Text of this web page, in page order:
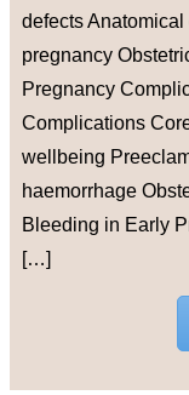
defects
pregnancy
Pregnancy
Complications
wellbeing
haemorrhage
Bleeding in Early
[…]